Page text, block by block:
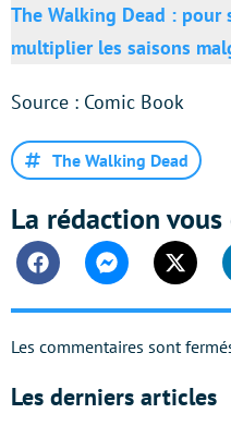
The Walking Dead : pour
multiplier les saisons
Source : Comic Book
The Walking Dead
La rédaction
FacebookMessengerTwitter
Les commentaires sont
Les derniers articles